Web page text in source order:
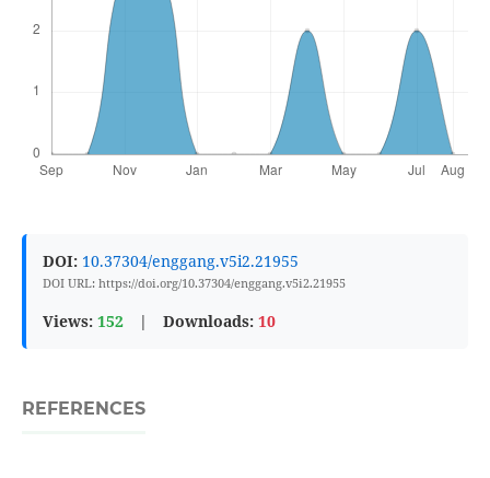
DOI: 10.37304/enggang.v5i2.21955
DOI URL: https://doi.org/10.37304/enggang.v5i2.21955
Views: 152 | Downloads: 10
REFERENCES